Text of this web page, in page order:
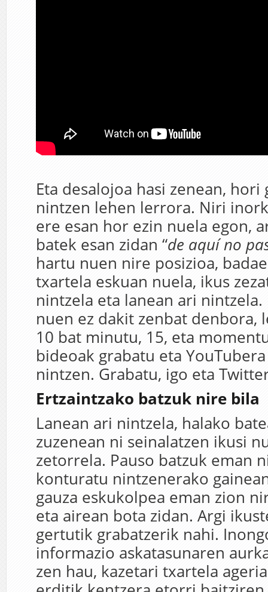
Eta desalojoa hasi zenean,
nintzen lehen lerrora. Niri
ere esan hor ezin nuela egon,
batek esan zidan “de aquí no
hartu nuen nire posizioa,
txartela eskuan nuela, ikus
nintzela eta lanean ari
nuen ez dakit zenbat denbora,
10 bat minutu, 15, eta
bideoak grabatu eta
nintzen. Grabatu, igo eta
Ertzaintzako batzuk nire bila
Lanean ari nintzela, halako
zuzenean ni seinalatzen ikusi
zetorrela. Pauso batzuk eman
konturatu nintzenerako
gauza eskukolpea eman zion
eta airean bota zidan. Argi
gertutik grabatzerik nahi.
informazio askatasunaren
zen hau, kazetari txartela